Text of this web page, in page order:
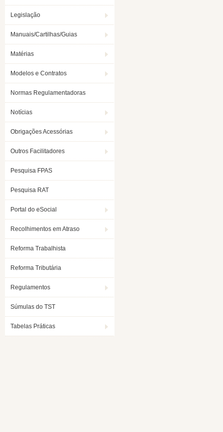
Legislação
Manuais/Cartilhas/Guias
Matérias
Modelos e Contratos
Normas Regulamentadoras
Notícias
Obrigações Acessórias
Outros Facilitadores
Pesquisa FPAS
Pesquisa RAT
Portal do eSocial
Recolhimentos em Atraso
Reforma Trabalhista
Reforma Tributária
Regulamentos
Súmulas do TST
Tabelas Práticas